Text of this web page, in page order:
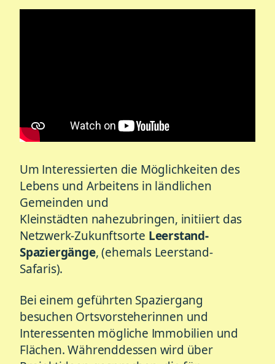
Um Interessierten die Möglichkeiten des
Lebens und Arbeitens in ländlichen
Gemeinden und
Kleinstädten nahezubringen, initiiert das
Netzwerk-Zukunftsorte Leerstand-
Spaziergänge, (ehemals Leerstand-
Safaris).
Bei einem geführten Spaziergang
besuchen Ortsvorsteherinnen und
Interessenten mögliche Immobilien und
Flächen. Währenddessen wird über